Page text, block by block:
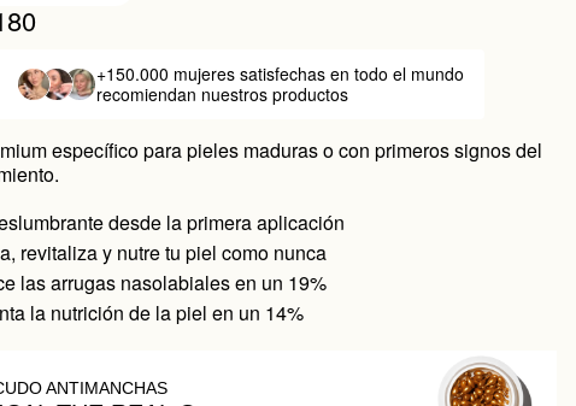
+150.000 mujeres satisfechasen todo el mundo
recomiendan nuestros productos
específico para pieles maduras o con primeros signos del
desde la primera aplicación
revitaliza y nutre tu piel como nunca
las arrugas nasolabiales en un 19%
la nutrición de la piel en un 14%
ANTIMANCHAS